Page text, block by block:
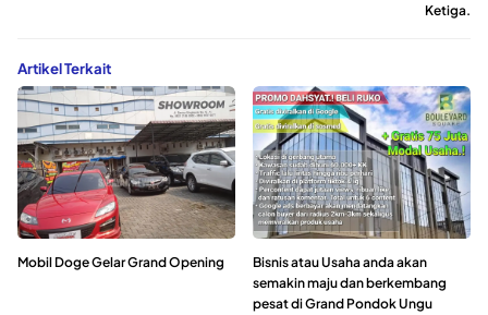
Ketiga.
Artikel Terkait
Mobil Doge Gelar Grand Opening
Bisnis atau Usaha anda akan
semakin maju dan berkembang
pesat di Grand Pondok Ungu